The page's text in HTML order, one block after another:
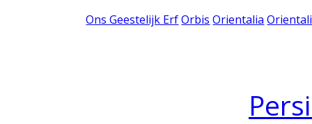
Ons Geestelijk Erf Orbis Orientalia